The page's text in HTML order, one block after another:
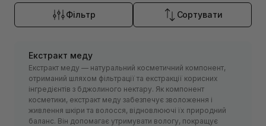
Фільтр Сортувати
Екстракт меду
Екстракт меду — натуральний косметичний компонент,
отриманий шляхом фільтрації та екстракції корисних
інгредієнтів з бджолиного нектару. Як компонент
косметики, екстракт меду забезпечує зволоження і
живлення шкіри та волосся, відновлюючі їх природний
баланс. Він допомагає утримувати вологу, покращує